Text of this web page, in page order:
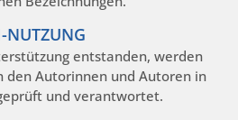
NUTZUNG
entstanden, werden
den Autorinnen und Autoren in
und verantwortet.